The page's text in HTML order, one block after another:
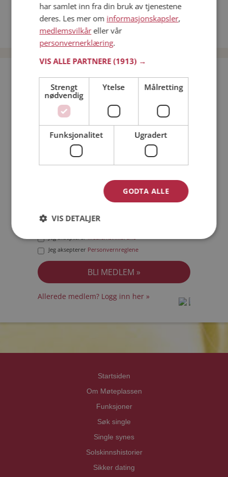
Kvinner fra Tønsberg
Date kvinner i Norge
Date menn i Norge
Bli medlem gratis!
Jeg er en: Mann Kvinne
Min alder:
Jeg akseptererMedlemsvilkårene
Jeg aksepterer Personvernreglene
Allerede medlem? Logg inn her »
Startsiden
Om Møteplassen
Funksjoner
Søk single
Single synes
Solskinnshistorier
Sikker dating
har samlet inn fra din bruk av tjenestene
deres. Les mer om informasjonskapsler,
medlemsvilkåreller vår
personvernerklæring.
VIS ALLE PARTNERE(1913) →
Strengt
nødvendig
Ytelse Målretting
Funksjonalitet Ugradert
GODTA ALLE
VIS DETALJER